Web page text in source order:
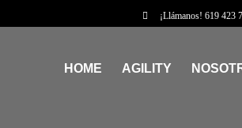
¡Llámanos! 619 423
HOME AGILITY